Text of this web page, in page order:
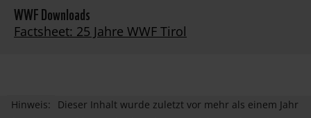
WWF Downloads
Factsheet: 25 Jahre WWF Tirol
Hinweis:
Dieser Inhalt wurde zuletzt vor mehr als einem Jahr